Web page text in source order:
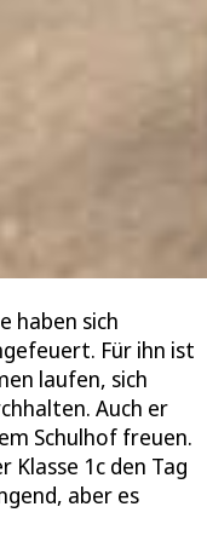
haben sich
Für ihn ist
laufen, sich
Auch er
Schulhof freuen.
Klasse 1c den Tag
aber es